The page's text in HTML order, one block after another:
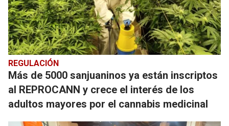
REGULACIÓN
Más de 5000 sanjuaninos ya están inscriptos
al REPROCANN y crece el interés de los
adultos mayores por el cannabis medicinal